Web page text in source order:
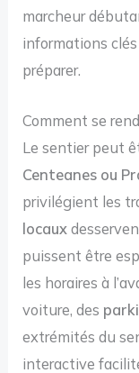
marcheur
informations
préparer.
Comment se
Le sentier peut
Centeanes ou
privilégient les
locaux
puissent être
les horaires à
voiture, des
extrémités du
interactive